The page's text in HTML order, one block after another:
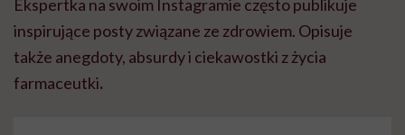
Ekspertka na swoim Instagramie często publikuje
inspirujące posty związane ze zdrowiem. Opisuje
także anegdoty, absurdy i ciekawostki z życia
farmaceutki.